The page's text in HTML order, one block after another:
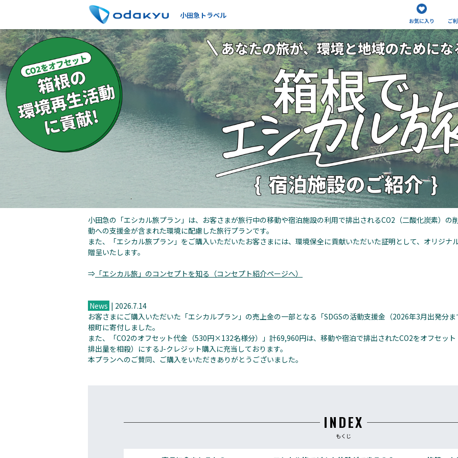
小田急トラベル
お気に入り ご
小田急の「エシカル旅プラン」は、お客さまが旅行中の移動や宿泊施設の利用で排出されるCO2（二酸化炭素）の
動への支援金が含まれた環境に配慮した旅行プランです。
また、「エシカル旅プラン」をご購入いただいたお客さまには、環境保全に貢献いただいた証明として、オリジナ
贈呈いたします。
⇒ 「エシカル旅」のコンセプトを知る（コンセプト紹介ページへ）
News | 2026.7.14
お客さまにご購入いただいた「エシカルプラン」の売上金の一部となる「SDGSの活動支援金（2026年3月出発分
根町に寄付しました。
また、「CO2のオフセット代金（530円×132名様分）」計69,960円は、移動や宿泊で排出されたCO2をオフセッ
排出量を相殺）にするJ-クレジット購入に充当しております。
本プランへのご賛同、ご購入をいただきありがとうございました。
INDEX
もくじ